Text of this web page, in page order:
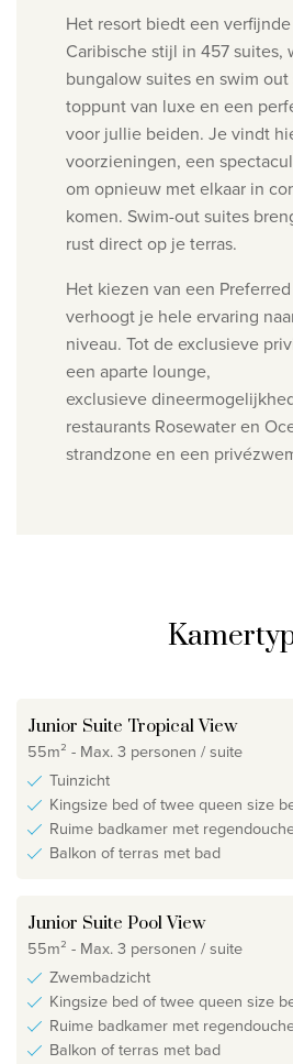
Het resort biedt een
Caribische stijl in 457 suites,
bungalow suites en swim
toppunt van luxe en een
voor jullie beiden. Je vindt
voorzieningen, een
om opnieuw met elkaar in
komen. Swim-out suites
rust direct op je terras.
Het kiezen van een
verhoogt je hele ervaring
niveau. Tot de exclusieve
een aparte lounge,
exclusieve
restaurants Rosewater en
strandzone en een
Junior Suite Tropical View
55m² - Max. 3 personen / suite
Tuinzicht
Kingsize bed of twee queen size
Ruime badkamer met
Balkon of terras met bad
Junior Suite Pool View
55m² - Max. 3 personen / suite
Zwembadzicht
Kingsize bed of twee queen size
Ruime badkamer met
Balkon of terras met bad